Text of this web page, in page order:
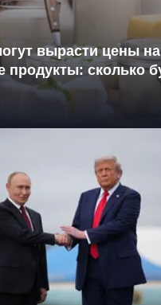
вырасти цены на
продукты: сколько